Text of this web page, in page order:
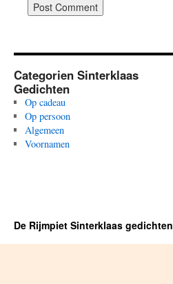
Categorien Sinterklaas
Gedichten
Op cadeau
Op persoon
Algemeen
Voornamen
De Rijmpiet Sinterklaas gedichten